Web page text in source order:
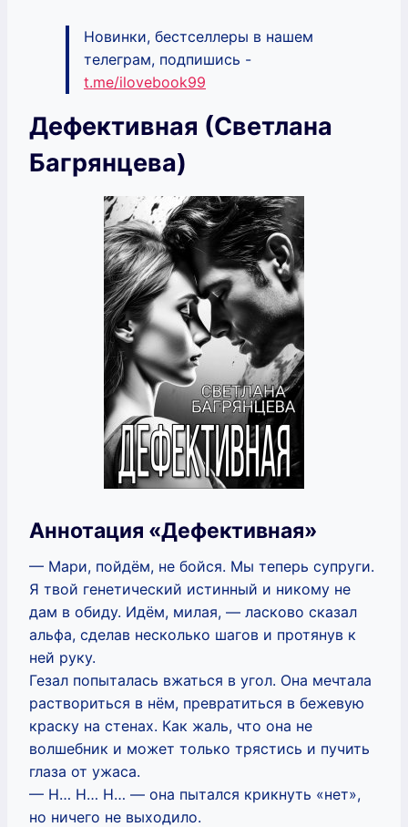
Новинки, бестселлеры в нашем
телеграм, подпишись -
t.me/ilovebook99
Дефективная (Светлана
Багрянцева)
Аннотация «Дефективная»
— Мари, пойдём, не бойся. Мы теперь супруги.
Я твой генетический истинный и никому не
дам в обиду. Идём, милая, — ласково сказал
альфа, сделав несколько шагов и протянув к
ней руку.
Гезал попыталась вжаться в угол. Она мечтала
раствориться в нём, превратиться в бежевую
краску на стенах. Как жаль, что она не
волшебник и может только трястись и пучить
глаза от ужаса.
— Н… Н… Н… — она пытался крикнуть «нет»,
но ничего не выходило.